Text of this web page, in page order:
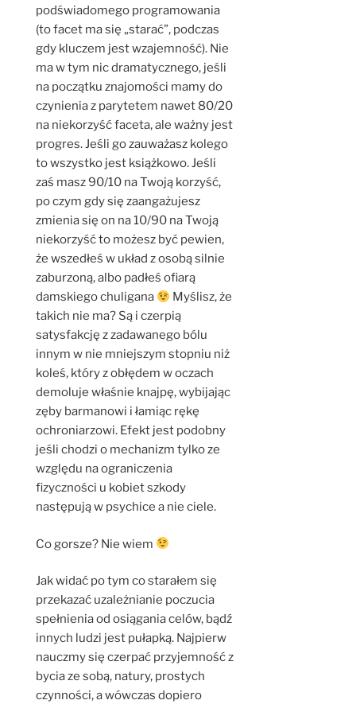
podświadomego programowania
(to facet ma się „starać”, podczas
gdy kluczem jest wzajemność). Nie
ma w tym nic dramatycznego, jeśli
na początku znajomości mamy do
czynienia z parytetem nawet 80/20
na niekorzyść faceta, ale ważny jest
progres. Jeśli go zauważasz kolego
to wszystko jest książkowo. Jeśli
zaś masz 90/10 na Twoją korzyść,
po czym gdy się zaangażujesz
zmienia się on na 10/90 na Twoją
niekorzyść to możesz być pewien,
że wszedłeś w układ z osobą silnie
zaburzoną, albo padłeś ofiarą
damskiego chuligana
Myślisz, że
takich nie ma? Są i czerpią
satysfakcję z zadawanego bólu
innym w nie mniejszym stopniu niż
koleś, który z obłędem w oczach
demoluje właśnie knajpę, wybijając
zęby barmanowi i łamiąc rękę
ochroniarzowi. Efekt jest podobny
jeśli chodzi o mechanizm tylko ze
względu na ograniczenia
fizyczności u kobiet szkody
następują w psychice a nie ciele.
Co gorsze? Nie wiem
Jak widać po tym co starałem się
przekazać uzależnianie poczucia
spełnienia od osiągania celów, bądź
innych ludzi jest pułapką. Najpierw
nauczmy się czerpać przyjemność z
bycia ze sobą, natury, prostych
czynności, a wówczas dopiero